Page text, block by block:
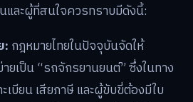
และผู้ที่สนใจควรทราบมีดังนี้:
: กฎหมายไทยในปัจจุบันจัดให้
ยเป็น “รถจักรยานยนต์” ซึ่งในทาง
บียน เสียภาษี และผู้ขับขี่ต้องมีใบ